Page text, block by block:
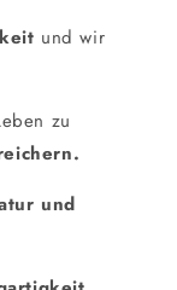
und wir
zu
und